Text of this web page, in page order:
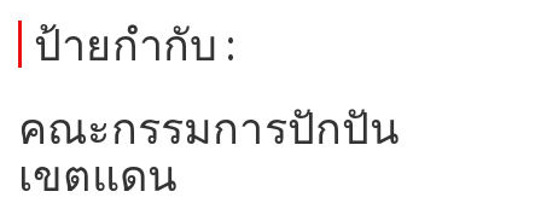
ป้ายกำกับ :
คณะกรรมการปักปัน
เขตแดน